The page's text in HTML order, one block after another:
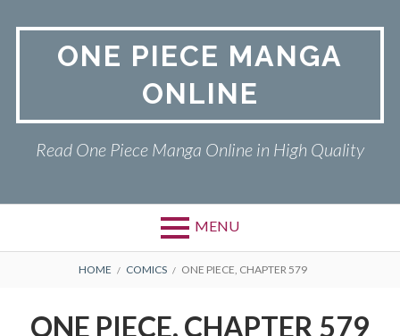
ONE PIECE MANGA
ONLINE
Read One Piece Manga Online in High Quality
MENU
Primary
ONE PIECE
BREADCRUMBS
HOME COMICS ONE PIECE, CHAPTER 579
ONE PIECE, CHAPTER 579